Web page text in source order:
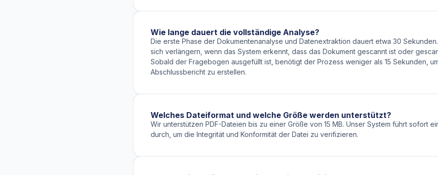
Wie lange dauert die vollständige Analyse?
Die erste Phase der Dokumentenanalyse und Datenextraktion dauert etwa 30
sich verlängern, wenn das System erkennt, dass das Dokument gescannt ist oder
Sobald der Fragebogen ausgefüllt ist, benötigt der Prozess weniger als 15 Sekunden,
Abschlussbericht zu erstellen.
Welches Dateiformat und welche Größe werden unterstützt?
Wir unterstützen PDF-Dateien bis zu einer Größe von 15 MB. Unser System führt sofort
durch, um die Integrität und Konformität der Datei zu verifizieren.